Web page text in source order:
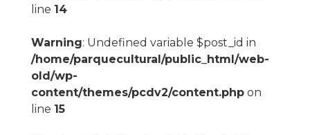
line 14
Warning: Undefined variable $post_id in
/home/parquecultural/public_html/web-
old/wp-
content/themes/pcdv2/content.phpon
line 15